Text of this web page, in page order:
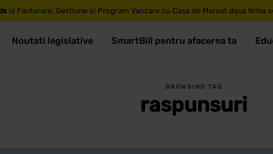
la Facturare, Gestiune si Program Vanzare cu Casa de Marcat daca firma
Noutati legislative SmartBill pentru afacerea ta
BROWSING TAG
raspunsuri